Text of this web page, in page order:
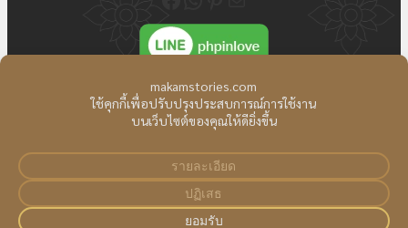
ติดต่อเรา|แผนที่เว็บไซต์
สงวนลิขสิทธิ์ Copyright © All Right Reserved.
Makamstories.com รับออกแบบโลโก้ออกแบบสื่อสิ่งพิมพ์ และรับจัด
ทำเว็บไซต์